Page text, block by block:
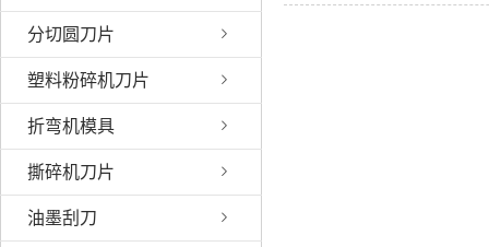
分切圆刀片
塑料粉碎机刀片
折弯机模具
撕碎机刀片
油墨刮刀